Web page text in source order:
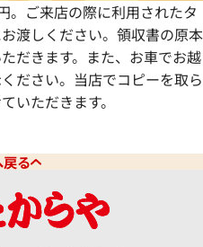
。ご来店の際に利用されたタ
渡しください。領収書の原本
だきます。また、お車でお越
ださい。当店でコピーを取ら
いただきます。
る